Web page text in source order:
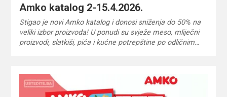
Amko katalog 2-15.4.2026.
Stigao je novi Amko katalog i donosi sniženja do 50% na
veliki izbor proizvoda! U ponudi su svježe meso, mliječni
proizvodi, slatkiši, pića i kućne potrepštine po odličnim…